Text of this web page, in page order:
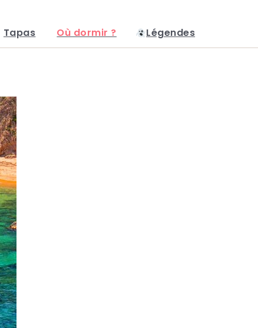
Tapas Où dormir ? Légendes